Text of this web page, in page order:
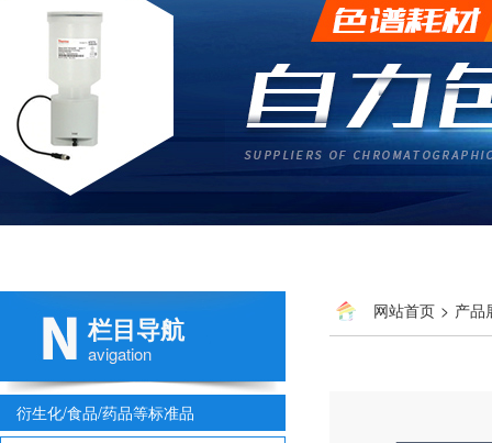
栏目导航
avigation
衍生化/食品/药品等标准品
网站首页 > 产品